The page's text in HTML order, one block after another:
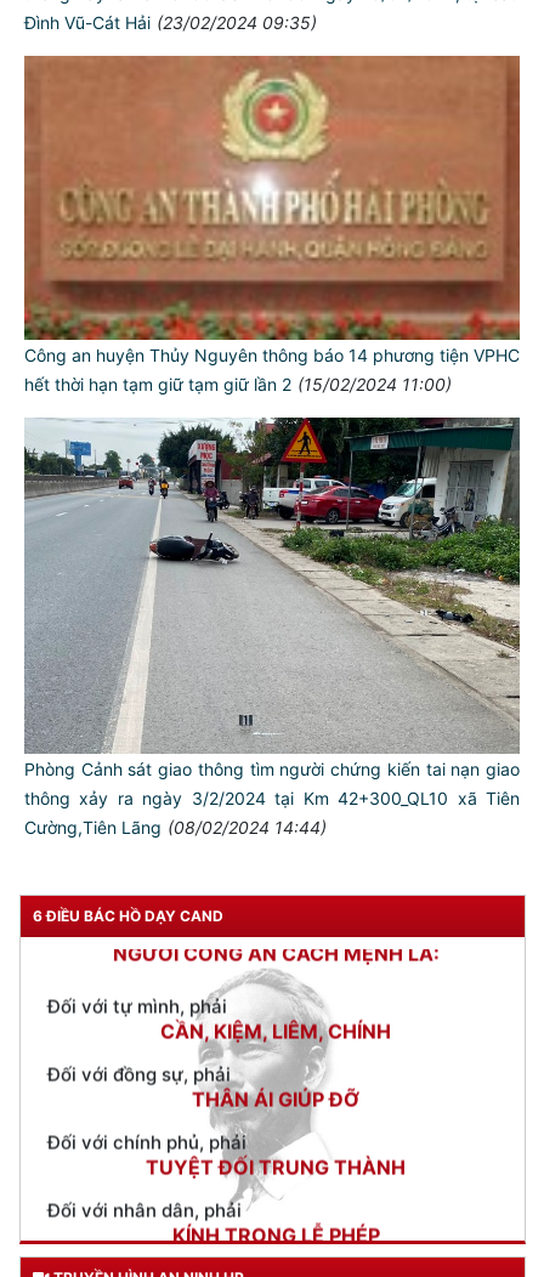
Đình Vũ-Cát Hải (23/02/2024 09:35)
Công an huyện Thủy Nguyên thông báo 14 phương tiện VPHC
hết thời hạn tạm giữ tạm giữ lần 2 (15/02/2024 11:00)
Phòng Cảnh sát giao thông tìm người chứng kiến tai nạn giao
thông xảy ra ngày 3/2/2024 tại Km 42+300_QL10 xã Tiên
Cường,Tiên Lãng (08/02/2024 14:44)
6 ĐIỀU BÁC HỒ DẠY CAND
Đối với tự mình, phải
CẦN, KIỆM, LIÊM, CHÍNH
Đối với đồng sự, phải
THÂN ÁI GIÚP ĐỠ
Đối với chính phủ, phải
TUYỆT ĐỐI TRUNG THÀNH
Đối với nhân dân, phải
KÍNH TRỌNG LỄ PHÉP
Đối với công việc, phải
TẬN TỤY
Đối với địch, phải